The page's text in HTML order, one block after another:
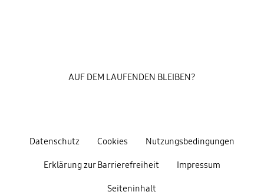
Datenschutz Cookies Nutzungsbedingungen
Erklärung zur Barrierefreiheit Impressum
Seiteninhalt
AUF DEM LAUFENDEN BLEIBEN?